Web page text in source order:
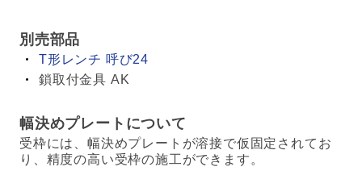
別売部品
T形レンチ 呼び24
鎖取付金具 AK
幅決めプレートについて
受枠には、幅決めプレートが溶接で仮固定されてお
り、精度の高い受枠の施工ができます。